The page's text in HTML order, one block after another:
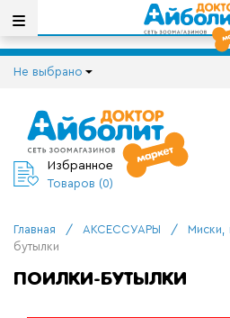
Не выбрано
Избранное
Товаров (0)
Главная / АКСЕССУАРЫ / Миски,
бутылки
ПОИЛКИ-БУТЫЛКИ